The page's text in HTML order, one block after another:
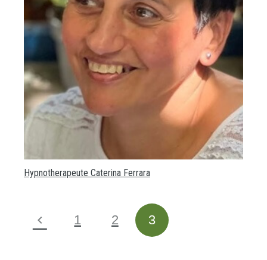
Hypnotherapeute Caterina Ferrara
1 2 3